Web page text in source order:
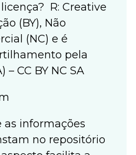
R: Creative
(BY), Não
(NC) e é
pela
CC BY NC SA
as informações
no repositório